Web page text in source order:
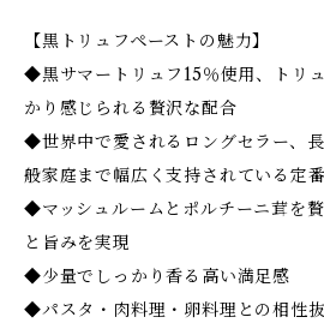
【黒トリュフペーストの魅力】
◆黒サマートリュフ15％使用、トリ
かり感じられる贅沢な配合
◆世界中で愛されるロングセラー、
般家庭まで幅広く支持されている定
◆マッシュルームとポルチーニ茸を
と旨みを実現
◆少量でしっかり香る高い満足感
◆パスタ・肉料理・卵料理との相性